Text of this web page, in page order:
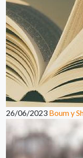
26/06/2023 Boum y